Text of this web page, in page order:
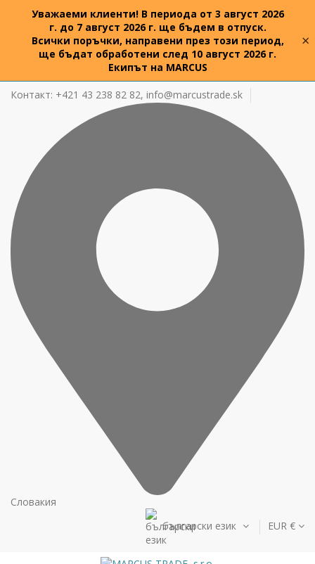
Уважаеми клиенти! В периода от 3 август 2026
г. до 7 август 2026 г. ще бъдем в отпуск.
Всички поръчки, направени през този период,
ще бъдат обработени след 10 август 2026 г.
Екипът на MARCUS
×
Контакт: +421 43 238 82 82, info@marcustrade.sk
Словакия
български език
EUR €